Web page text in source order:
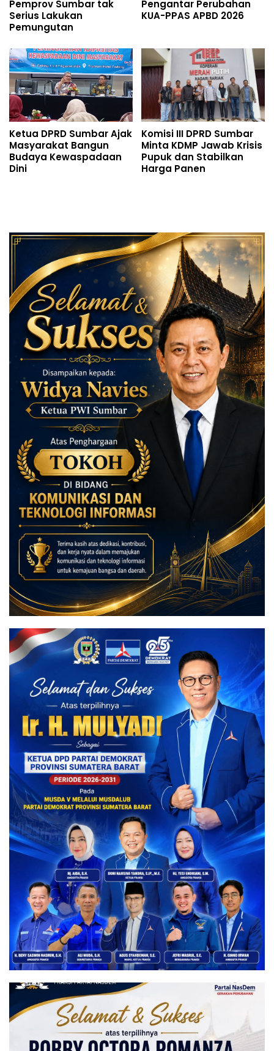
Pemprov Sumbar tak
Serius Lakukan
Pemungutan
Pengantar Perubahan
KUA-PPAS APBD 2026
Ketua DPRD Sumbar Ajak
Masyarakat Bangun
Budaya Kewaspadaan
Dini
Komisi III DPRD Sumbar
Minta KDMP Jawab Krisis
Pupuk dan Stabilkan
Harga Panen